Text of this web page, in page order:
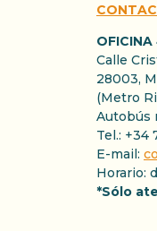
OFICINA
Calle
28003,
(Metro
Autobús
Tel.: +34
E-mail:
Horario:
*Sólo